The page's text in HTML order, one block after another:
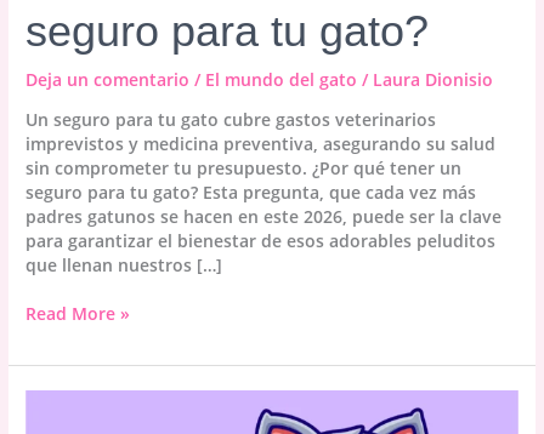
seguro para tu gato?
Deja un comentario / El mundo del gato / Laura Dionisio
Un seguro para tu gato cubre gastos veterinarios
imprevistos y medicina preventiva, asegurando su salud
sin comprometer tu presupuesto. ¿Por qué tener un
seguro para tu gato? Esta pregunta, que cada vez más
padres gatunos se hacen en este 2026, puede ser la clave
para garantizar el bienestar de esos adorables peluditos
que llenan nuestros […]
¿Por
tener
un
Read More »